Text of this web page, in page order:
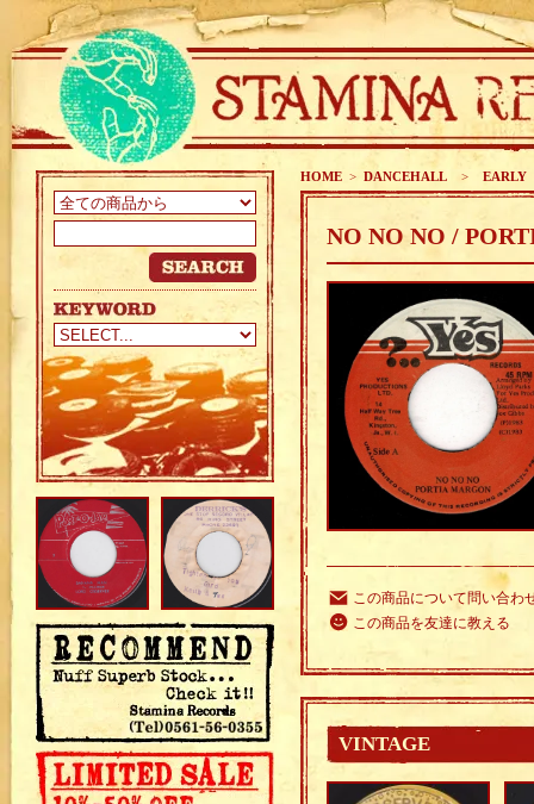
HOME > DANCEHALL > EARLY
NO NO NO /
この商品について問い合わ
この商品を友達に教える
VINTAGE